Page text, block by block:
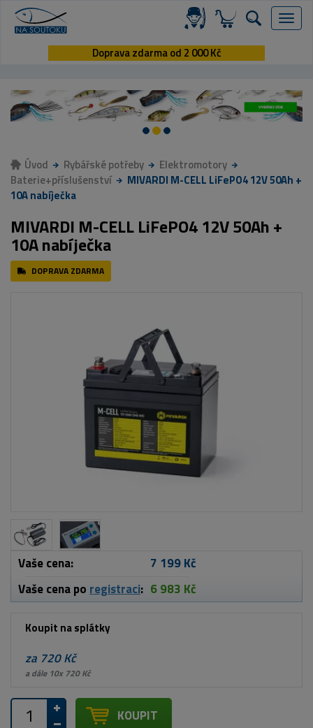
Menu
Doprava zdarma od 2 000 Kč
Úvod Rybářské potřeby
Elektromotory
Baterie+příslušenství
MIVARDI M-CELL LiFePO4 12V 50Ah +
10A nabíječka
MIVARDI M-CELL LiFePO4 12V 50Ah +
10A nabíječka
DOPRAVA ZDARMA
Vaše cena:
7 199 Kč
Vaše cena po registraci: 6 983 Kč
Koupit na splátky
za 720 Kč
a dále 10x 720 Kč
KOUPIT